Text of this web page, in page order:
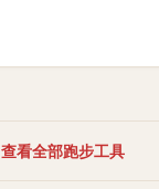
查看全部跑步工具